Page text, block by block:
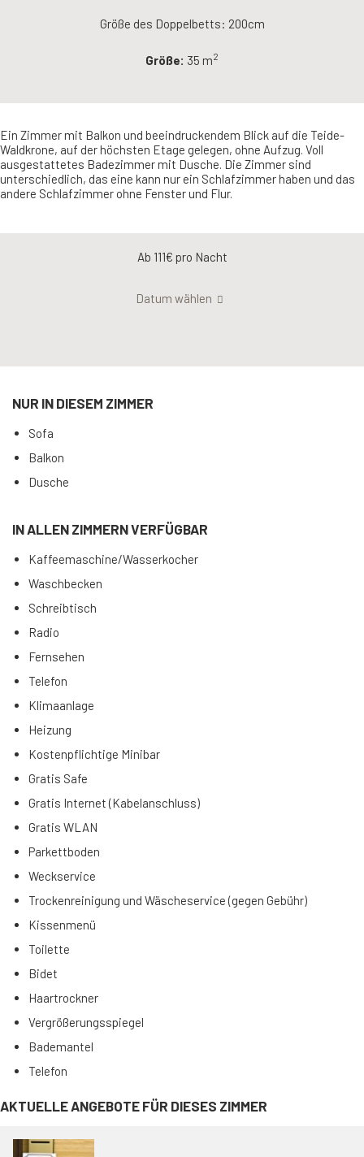
Größe des Doppelbetts: 200cm
Größe: 35 m2
Ein Zimmer mit Balkon und beeindruckendem Blick auf die Teide-
Waldkrone, auf der höchsten Etage gelegen, ohne Aufzug. Voll
ausgestattetes Badezimmer mit Dusche. Die Zimmer sind
unterschiedlich, das eine kann nur ein Schlafzimmer haben und das
andere Schlafzimmer ohne Fenster und Flur.
Ab 111€ pro Nacht
Datum wählen
NUR IN DIESEM ZIMMER
Sofa
Balkon
Dusche
IN ALLEN ZIMMERN VERFÜGBAR
Kaffeemaschine/Wasserkocher
Waschbecken
Schreibtisch
Radio
Fernsehen
Telefon
Klimaanlage
Heizung
Kostenpflichtige Minibar
Gratis Safe
Gratis Internet (Kabelanschluss)
Gratis WLAN
Parkettboden
Weckservice
Trockenreinigung und Wäscheservice (gegen Gebühr)
Kissenmenü
Toilette
Bidet
Haartrockner
Vergrößerungsspiegel
Bademantel
Telefon
AKTUELLE ANGEBOTE FÜR DIESES ZIMMER